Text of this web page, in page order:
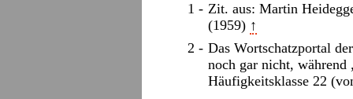
Zit. aus: Martin
(1959) ↑
Das Wortschatzportal
noch gar nicht, während
Häufigkeitsklasse 22